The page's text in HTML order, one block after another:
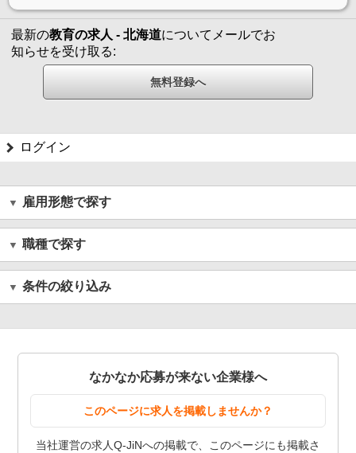
最新の教育の求人 - 北海道についてメールでお
知らせを受け取る:
ログイン
雇用形態で探す
職種で探す
条件の絞り込み
なかなか応募が来ない企業様へ
このページに求人を掲載しませんか？
当社運営の求人Q-JiNへの掲載で、このページにも掲載さ